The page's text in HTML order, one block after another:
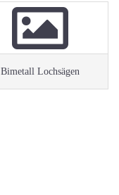
Bimetall Lochsägen